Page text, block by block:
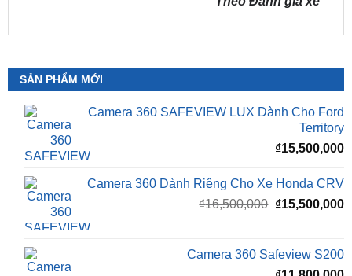
SẢN PHẨM MỚI
Camera 360 SAFEVIEW LUX Dành Cho Ford
₫15,500,000
Camera 360 Dành Riêng Cho Xe Honda CRV
gốc
₫16,500,000.
Camera 360 Safeview S200